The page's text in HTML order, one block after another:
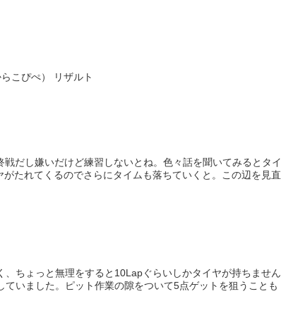
1週目で脂肪でした。うーん、まぁしょうがないね（前回からこぴぺ） リザルト
だし嫌いだけど練習しないとね。色々話を聞いてみるとタイ
ちょっと無理をすると10Lapぐらいしかタイヤが持ちません
いました。ピット作業の隙をついて5点ゲットを狙うことも